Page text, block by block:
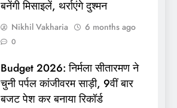
बनेंगी मिसाइलें, थर्राएंगे दुश्मन
Nikhil Vakharia 6 months ago
0
Budget 2026: निर्मला सीतारमण ने
चुनी पर्पल कांजीवरम साड़ी, 9वीं बार
बजट पेश कर बनाया रिकॉर्ड